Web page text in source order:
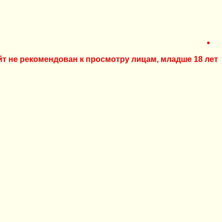
не рекомендован к просмотру лицам, младше 18 лет